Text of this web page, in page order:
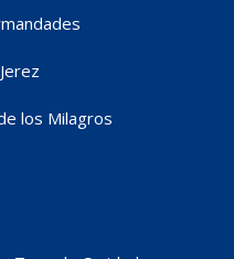
los Milagros